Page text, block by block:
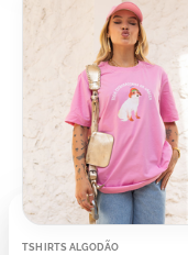
TSHIRTS ALGODÃO